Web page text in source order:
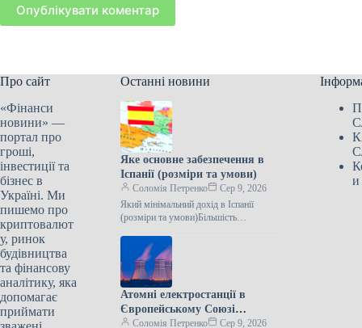
Опублікувати коментар
Про сайт
«Фінанси
новини» —
портал про
гроші,
інвестиції та
бізнес в
Україні. Ми
пишемо про
криптовалют
у, ринок
будівництва
та фінансову
аналітику, яка
допомагає
приймати
Останні новини
Яке основне забезпечення в
Іспанії (розміри та умови)
Соломія Петренко
Сер 9, 2026
Який мінімальний дохід в Іспанії
(розміри та умови)Більшість
мінімального доходу (Minimum
Income Schemes). Їхньою метою є…
Атомні електростанції в
Європейському Союзі
зупиняються через низький
Соломія Петренко Сер 9, 2026
и